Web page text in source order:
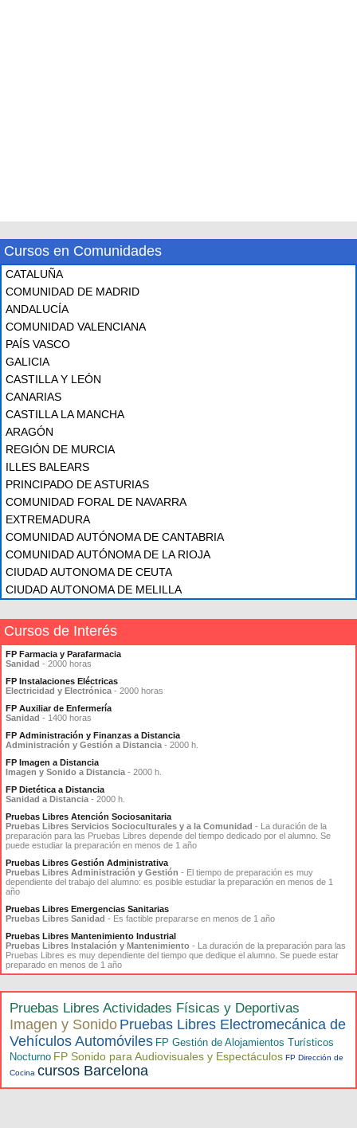
Cursos en Comunidades
CATALUÑA
COMUNIDAD DE MADRID
ANDALUCÍA
COMUNIDAD VALENCIANA
PAÍS VASCO
GALICIA
CASTILLA Y LEÓN
CANARIAS
CASTILLA LA MANCHA
ARAGÓN
REGIÓN DE MURCIA
ILLES BALEARS
PRINCIPADO DE ASTURIAS
COMUNIDAD FORAL DE NAVARRA
EXTREMADURA
COMUNIDAD AUTÓNOMA DE CANTABRIA
COMUNIDAD AUTÓNOMA DE LA RIOJA
CIUDAD AUTONOMA DE CEUTA
CIUDAD AUTONOMA DE MELILLA
Cursos de Interés
FP Farmacia y Parafarmacia
Sanidad - 2000 horas
FP Instalaciones Eléctricas
Electricidad y Electrónica - 2000 horas
FP Auxiliar de Enfermería
Sanidad - 1400 horas
FP Administración y Finanzas a Distancia
Administración y Gestión a Distancia - 2000 h.
FP Imagen a Distancia
Imagen y Sonido a Distancia - 2000 h.
FP Dietética a Distancia
Sanidad a Distancia - 2000 h.
Pruebas Libres Atención Sociosanitaria
Pruebas Libres Servicios Socioculturales y a la Comunidad - La duración de la
preparación para las Pruebas Libres depende del tiempo dedicado por el alumno. Se
puede estudiar la preparación en menos de 1 año
Pruebas Libres Gestión Administrativa
Pruebas Libres Administración y Gestión - El tiempo de preparación es muy
dependiente del trabajo del alumno: es posible estudiar la preparación en menos de 1
año
Pruebas Libres Emergencias Sanitarias
Pruebas Libres Sanidad - Es factible prepararse en menos de 1 año
Pruebas Libres Mantenimiento Industrial
Pruebas Libres Instalación y Mantenimiento - La duración de la preparación para las
Pruebas Libres es muy dependiente del tiempo que dedique el alumno. Se puede estar
preparado en menos de 1 año
Pruebas Libres Actividades Físicas y Deportivas
Imagen y Sonido Pruebas Libres Electromecánica de
Vehículos Automóviles FP Gestión de Alojamientos Turísticos
Nocturno FP Sonido para Audiovisuales y Espectáculos FP Dirección de
Cocina cursos Barcelona